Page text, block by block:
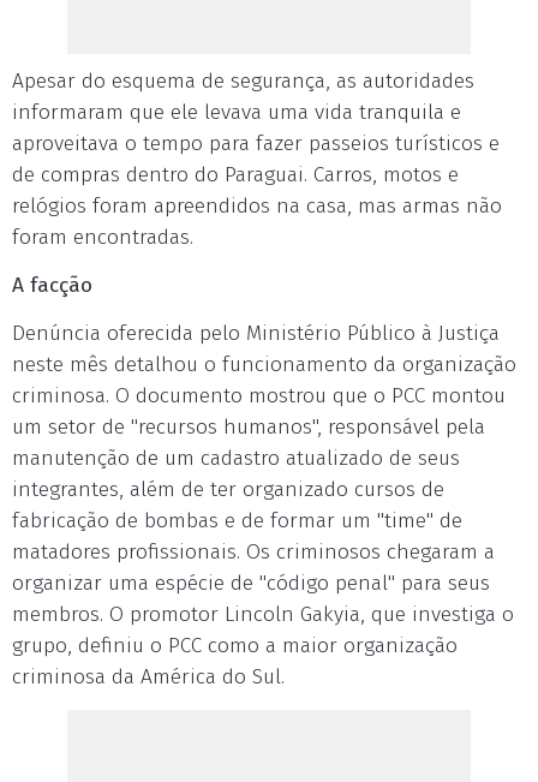
Apesar do esquema de segurança, as autoridades
informaram que ele levava uma vida tranquila e
aproveitava o tempo para fazer passeios turísticos e
de compras dentro do Paraguai. Carros, motos e
relógios foram apreendidos na casa, mas armas não
foram encontradas.
A facção
Denúncia oferecida pelo Ministério Público à Justiça
neste mês detalhou o funcionamento da organização
criminosa. O documento mostrou que o PCC montou
um setor de "recursos humanos", responsável pela
manutenção de um cadastro atualizado de seus
integrantes, além de ter organizado cursos de
fabricação de bombas e de formar um "time" de
matadores profissionais. Os criminosos chegaram a
organizar uma espécie de "código penal" para seus
membros. O promotor Lincoln Gakyia, que investiga o
grupo, definiu o PCC como a maior organização
criminosa da América do Sul.